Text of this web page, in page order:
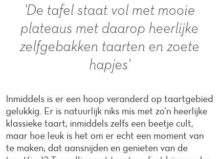
'De tafel staat vol met mooie
plateaus met daarop heerlijke
zelfgebakken taarten en zoete
hapjes'
Inmiddels is er een hoop veranderd op taartgebied
gelukkig. Er is natuurlijk niks mis met zo’n heerlijke
klassieke taart, inmiddels zelfs een beetje cult,
maar hoe leuk is het om er echt een moment van
te maken; dat aansnijden en genieten van de